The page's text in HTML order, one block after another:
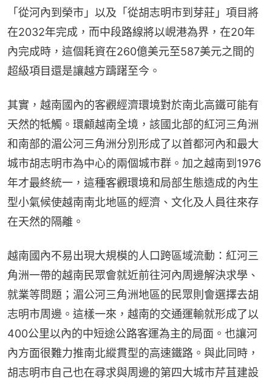
「從河內到榮市」以及「從胡志明市到芽莊」項目將
在2032年完成，而中段路線將以峴港為界，在20年
內完成時，這個耗資在260億美元至587美元之間的
超級項目還是讓越方躊躇至今。
其實，越南國內的客觀經濟環境對於南北高鐵可能有
天然的牴觸。環顧越南全境，該國北部的紅河三角洲
和南部的湄公河三角洲分別形成了以首都河內和最大
城市胡志明市為中心的兩個城市群。加之越南到1976
年才最終統一，這種客觀環境和局部生態造成的內生
型小氣候使越南南北地區的經濟、文化及人員往來存
在天然的隔離。
越南國內不易出現大規模的人口跨區域流動：紅河三
角洲一帶的越南民眾會就近前往河內周邊解決求學、
就業等問題；湄公河三角洲地區的民眾則會選擇去胡
志明市周邊。這樣一來，越南的交通運輸就形成了以
400公里以內的中短途公路客運為主的局面。也讓河
內方面很難力推南北縱貫型的高速鐵路。與此同時，
胡志明市自己也在尋求與周邊的第四大城市芹苴建設